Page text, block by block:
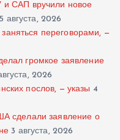
и САП вручили новое
5 августа, 2026
переговорами, —
громкое заявление
2026
послов, — указы 4
сделали заявление о
3 августа, 2026